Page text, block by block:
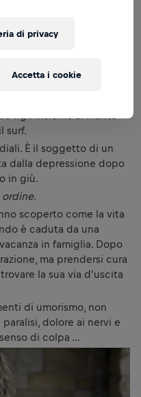
figli insieme al marito
surf.
È il soggetto di un
dalla depressione dopo
in giù.
scoperto come la vita
è caduta da una
in famiglia. Dopo
ma prendersi cura
la sua via d'uscita
di umorismo, non
dolore ai nervi e
di colpa ...
di privacy
Accetta i cookie